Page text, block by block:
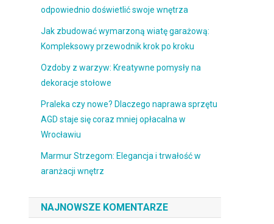
odpowiednio doświetlić swoje wnętrza
Jak zbudować wymarzoną wiatę garażową:
Kompleksowy przewodnik krok po kroku
Ozdoby z warzyw: Kreatywne pomysły na
dekoracje stołowe
Praleka czy nowe? Dlaczego naprawa sprzętu
AGD staje się coraz mniej opłacalna w
Wrocławiu
Marmur Strzegom: Elegancja i trwałość w
aranżacji wnętrz
NAJNOWSZE KOMENTARZE